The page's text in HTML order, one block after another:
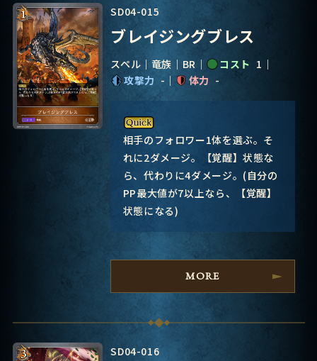
SD04-015
ブレイジングブレス
スペル 竜族 BR コスト 1
攻撃力 - 体力 -
相手のフォロワー1体を選ぶ。そ
れに2ダメージ。【覚醒】状態な
ら、代わりに4ダメージ。(自分の
PP最大値が7以上なら、【覚醒】
状態になる)
MORE
SD04-016